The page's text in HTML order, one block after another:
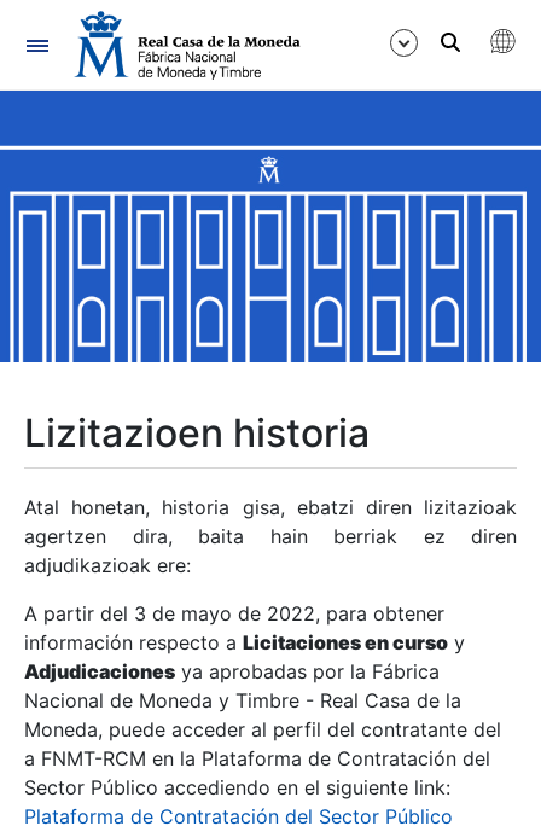
Nabigazioa
Erakutsi/Ezkutatu
Erakutsi/Ezkutatu
Erakutsi/Ezkutatu
Erakutsi/Ezkutatu
Erakutsi/Ezkutatu
Erakutsi/Ezkutatu
Erakutsi/Ezkutatu
Lizitazioen historia
Atal honetan, historia gisa, ebatzi diren lizitazioak
agertzen dira, baita hain berriak ez diren
adjudikazioak ere:
A partir del 3 de mayo de 2022, para obtener
información respecto a Licitaciones en curso y
Adjudicaciones ya aprobadas por la Fábrica
Nacional de Moneda y Timbre - Real Casa de la
Moneda, puede acceder al perfil del contratante del
a FNMT-RCM en la Plataforma de Contratación del
Sector Público accediendo en el siguiente link:
Plataforma de Contratación del Sector Público